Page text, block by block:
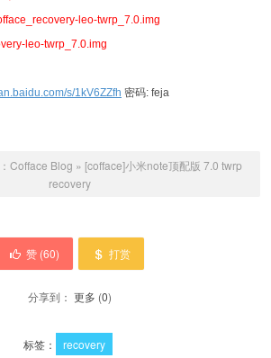
leo-twrp_7.0.img
leo-twrp_7.0.img
s/1kV6ZZfh 密码: feja
Cofface Blog » [cofface]小米note顶配版 7.0 twrp
recovery
赞 (60) 打赏
分享到： 更多 (0)
标签： recovery